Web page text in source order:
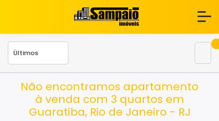
Não encontramos apartamento
à venda com 3 quartos em
Guaratiba, Rio de Janeiro - RJ